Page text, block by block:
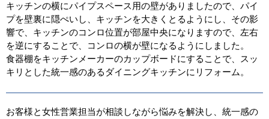
キッチンの横にパイプスペース用の壁がありましたので、パイ
プを壁裏に隠ぺいし、キッチンを大きくとるようにし、その影
響で、キッチンのコンロ位置が部屋中央になりますので、左右
を逆にすることで、コンロの横が壁になるようにしました。
食器棚をキッチンメーカーのカップボードにすることで、スッ
キリとした統一感のあるダイニングキッチンにリフォーム。
お客様と女性営業担当が相談しながら悩みを解決し、統一感の